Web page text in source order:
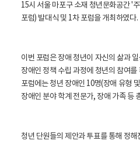
15시 서울 마포구 소재 청년문화공간 '
포럼) 발대식 및 1차 포럼을 개최하였다.
이번 포럼은 장애 청년이 자신의 삶과
장애인 정책 수립 과정에 청년의 참여
포럼에는 청년 장애인 10명(장애 유형
장애인 분야 학계 전문가, 장애 가족 등
청년 단원들의 제안과 투표를 통해 정